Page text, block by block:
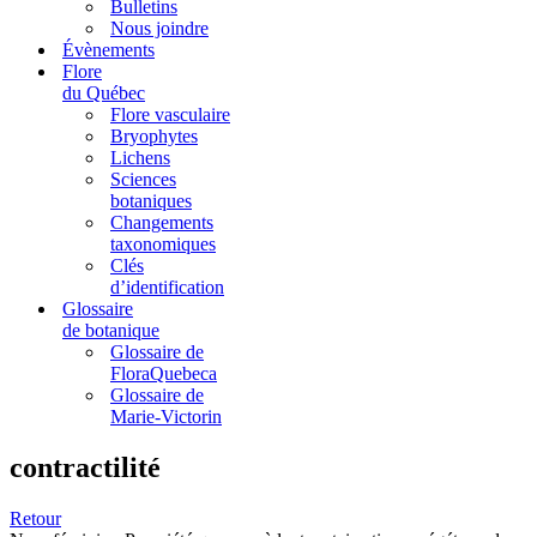
Bulletins
Nous joindre
Évènements
Flore
du Québec
Flore vasculaire
Bryophytes
Lichens
Sciences
botaniques
Changements
taxonomiques
Clés
d’identification
Glossaire
de botanique
Glossaire de
FloraQuebeca
Glossaire de
Marie-Victorin
contractilité
Retour